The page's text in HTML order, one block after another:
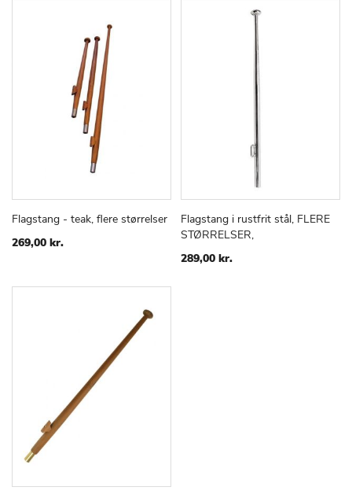
Læg i kurv
TILFØJ
SAMMENLIGN
Flagstang - teak, flere størrelser
269,00 kr.
Læg i kurv
TILFØJ
Flagstang i rustfrit stål, FLERE
STØRRELSER,
289,00 kr.